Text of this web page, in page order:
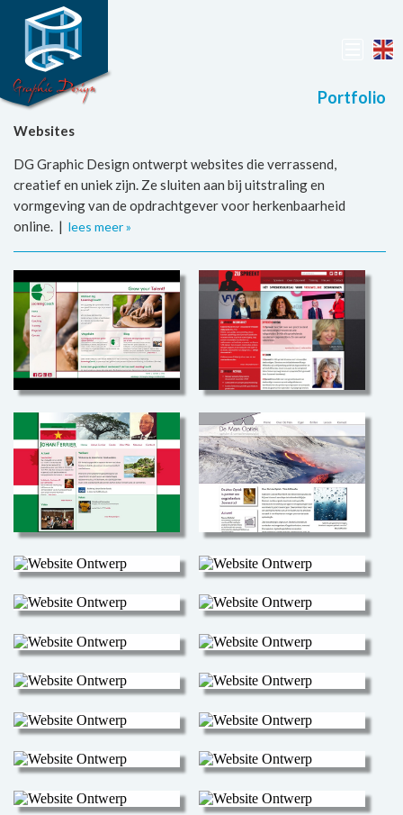
Portfolio
Websites
DG Graphic Design ontwerpt websites die verrassend,
creatief en uniek zijn. Ze sluiten aan bij uitstraling en
vormgeving van de opdrachtgever voor herkenbaarheid
online. | lees meer »